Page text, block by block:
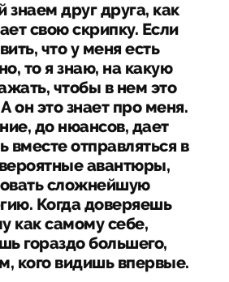
друг друга, как
свою скрипку. Если
что у меня есть
то я знаю, на какую
чтобы в нем это
он это знает про меня.
до нюансов, дает
вместе отправляться в
авантюры,
сложнейшую
Когда доверяешь
как самому себе,
гораздо большего,
кого видишь впервые.